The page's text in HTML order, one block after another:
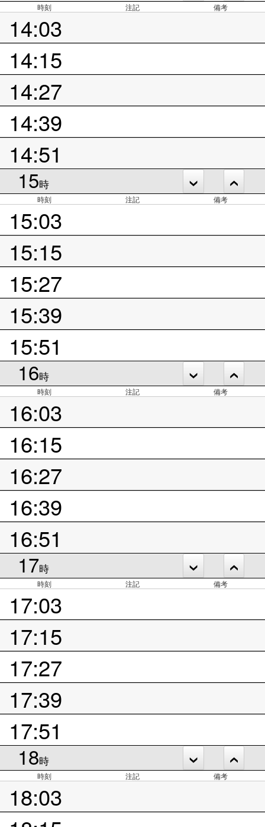
時刻 注記 備考
14:03
14:15
14:27
14:39
14:51
15時
時刻 注記 備考
15:03
15:15
15:27
15:39
15:51
16時
時刻 注記 備考
16:03
16:15
16:27
16:39
16:51
17時
時刻 注記 備考
17:03
17:15
17:27
17:39
17:51
18時
時刻 注記 備考
18:03